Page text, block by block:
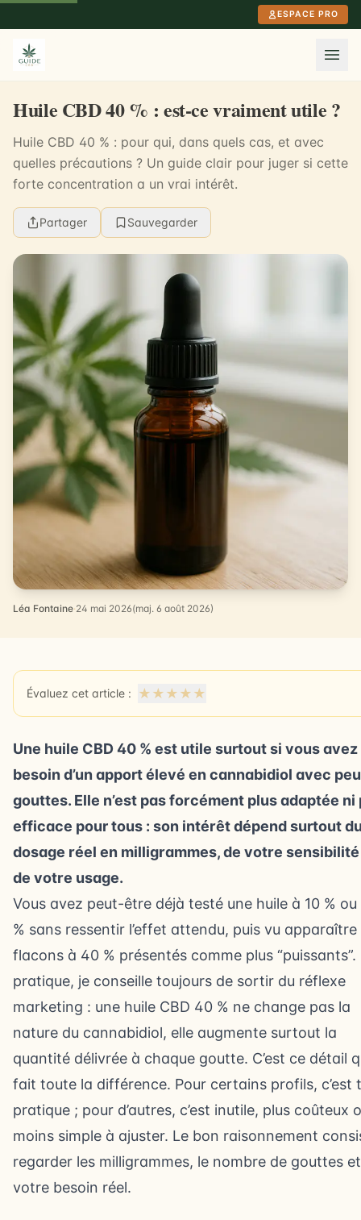
ESPACE PRO
Huile CBD 40 % : est-ce vraiment utile ?
Huile CBD 40 % : pour qui, dans quels cas, et avec
quelles précautions ? Un guide clair pour juger si cette
forte concentration a un vrai intérêt.
Partager Sauvegarder
Léa Fontaine·24 mai 2026(maj. 6 août 2026)
Évaluez cet article : ★ ★ ★ ★ ★
Une huile CBD 40 % est utile surtout si vous avez
besoin d’un apport élevé en cannabidiol avec
gouttes. Elle n’est pas forcément plus adaptée ni
efficace pour tous : son intérêt dépend surtout
dosage réel en milligrammes, de votre
de votre usage.
Vous avez peut-être déjà testé une huile à 10 % ou
% sans ressentir l’effet attendu, puis vu apparaître
flacons à 40 % présentés comme plus “puissants”.
pratique, je conseille toujours de sortir du réflexe
marketing : une huile CBD 40 % ne change pas la
nature du cannabidiol, elle augmente surtout la
quantité délivrée à chaque goutte. C’est ce détail
fait toute la différence. Pour certains profils, c’est
pratique ; pour d’autres, c’est inutile, plus coûteux
moins simple à ajuster. Le bon raisonnement
regarder les milligrammes, le nombre de gouttes et
votre besoin réel.